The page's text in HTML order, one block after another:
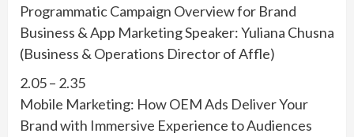
Programmatic Campaign Overview for Brand
Business & App Marketing Speaker: Yuliana Chusna
(Business & Operations Director of Affle)
2.05 – 2.35
Mobile Marketing: How OEM Ads Deliver Your
Brand with Immersive Experience to Audiences